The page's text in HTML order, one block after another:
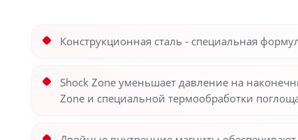
Конструкционная сталь - специальная
Shock Zone уменьшает давление на
Zone и специальной термообработки